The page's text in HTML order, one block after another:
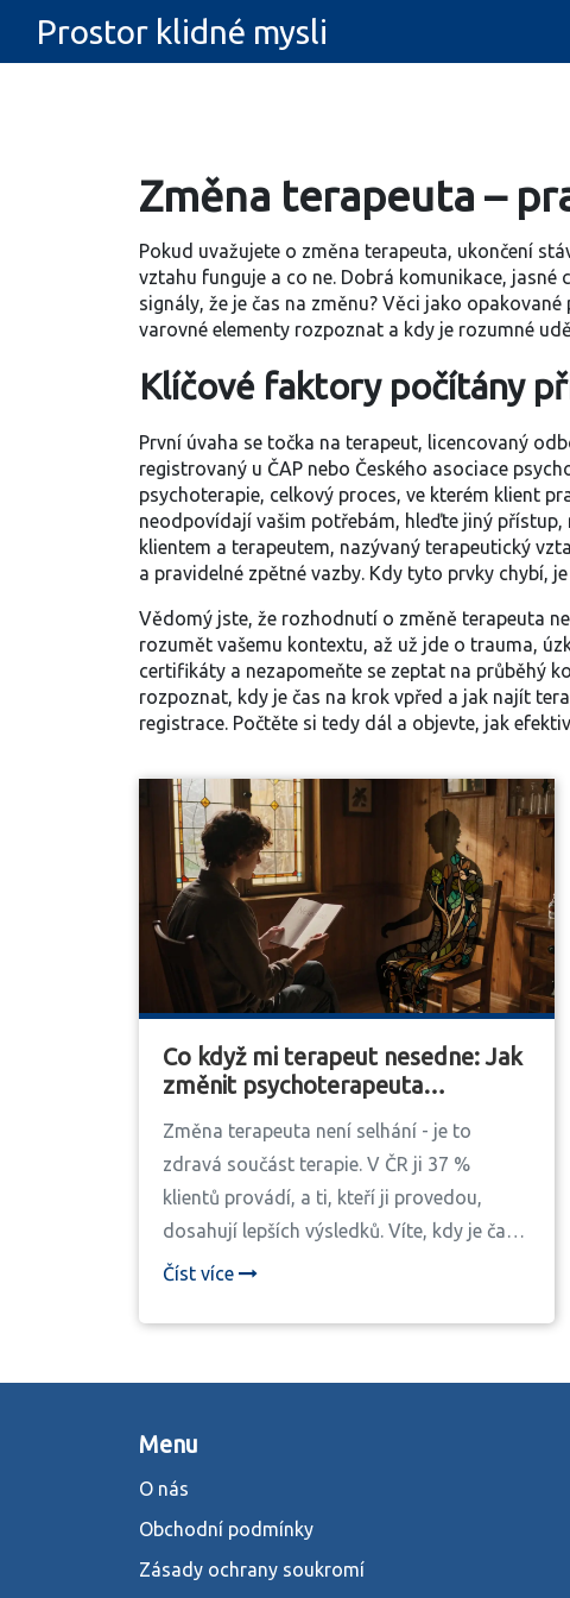
Prostor klidné mysli
Změna terapeuta –
Pokud uvažujete o změna terapeuta, ukončení
vztahu funguje a co ne. Dobrá komunikace,
signály, že je čas na změnu? Věci jako
varovné elementy rozpoznat a kdy je rozumné
Klíčové faktory počítány
První úvaha se točka na terapeut, licencovaný
registrovaný u ČAP nebo Českého asociace
psychoterapie, celkový proces, ve kterém klient
neodpovídají vašim potřebám, hleďte jiný
klientem a terapeutem, nazývaný terapeutický
a pravidelné zpětné vazby. Kdy tyto prvky chybí,
Vědomý jste, že rozhodnutí o změně terapeuta
rozumět vašemu kontextu, až už jde o trauma,
certifikáty a nezapomeňte se zeptat na průběhý
rozpoznat, kdy je čas na krok vpřed a jak najít
registrace. Počtěte si tedy dál a objevte, jak
Co když mi terapeut nesedne: Jak
změnit psychoterapeuta
Změna terapeuta není selhání - je to
zdravá součást terapie. V ČR ji 37 %
klientů provádí, a ti, kteří ji provedou,
dosahují lepších výsledků. Víte, kdy je čas
změnit terapeuta a jak to udělat bez
Číst více
Menu
O nás
Obchodní podmínky
Zásady ochrany soukromí